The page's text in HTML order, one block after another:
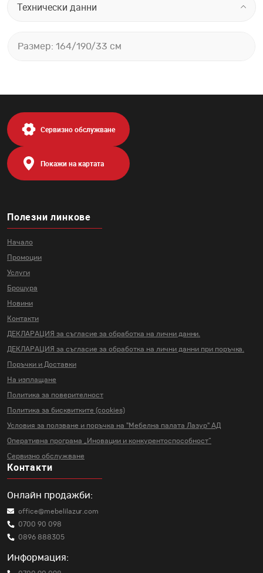
Технически данни
Размер: 164/190/33 см
Полезни линкове
Начало
Промоции
Услуги
Брошура
Новини
Контакти
ДЕКЛАРАЦИЯ за съгласие за обработка на лични данни.
ДЕКЛАРАЦИЯ за съгласие за обработка на лични данни при поръчка.
Поръчки и Доставки
На изплащане
Политика за поверителност
Политика за бисквитките (cookies)
Условия за ползване и поръчка на "Мебелна палата Лазур" АД
Оперативна програма „Иновации и конкурентоспособност“
Сервизно обслужване
Контакти
Онлайн продажби:
office@mebelilazur.com
0700 90 098
0896 888305
Информация:
Сервизно обслужване
Покажи на картата